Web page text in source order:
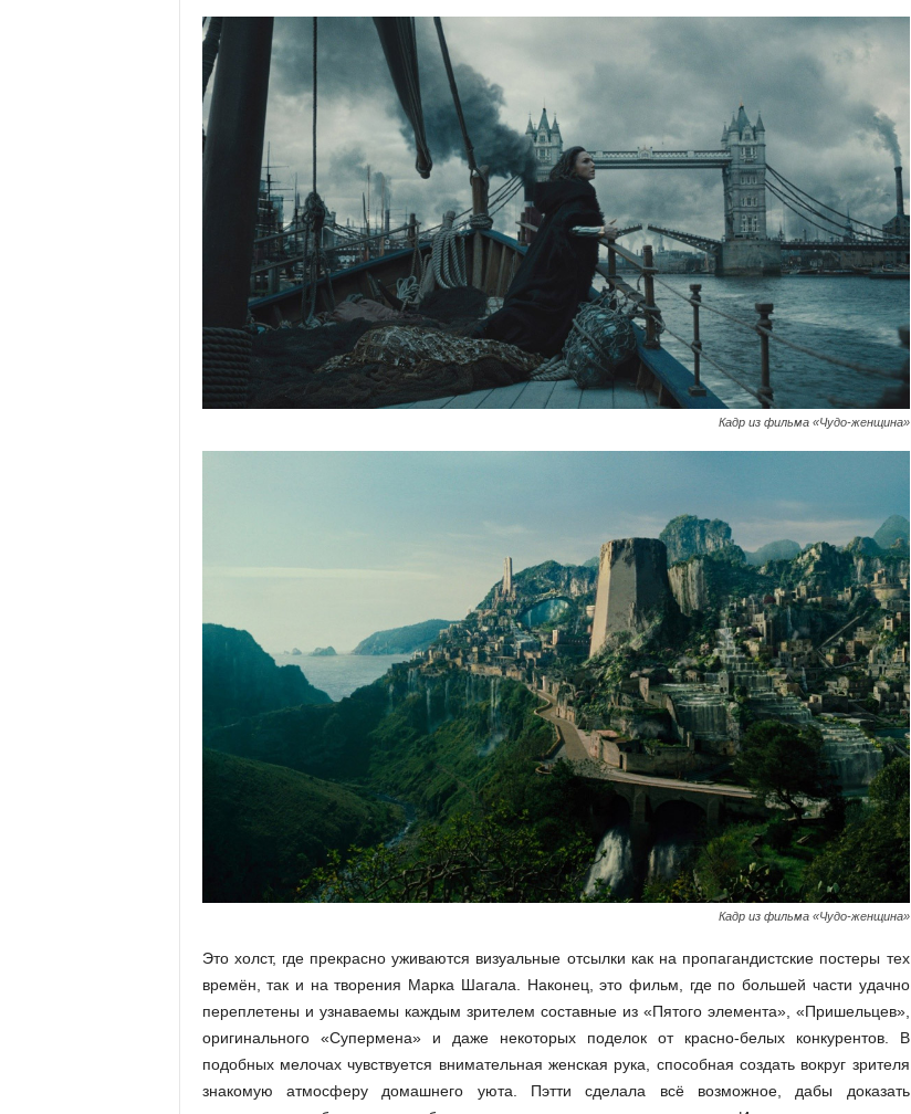
Кадр из фильма «Чудо-женщина»
Кадр из фильма «Чудо-женщина»
Это холст, где прекрасно уживаются визуальные отсылки как на пропагандистские постеры тех
времён, так и на творения Марка Шагала. Наконец, это фильм, где по большей части удачно
переплетены и узнаваемы каждым зрителем составные из «Пятого элемента», «Пришельцев»,
оригинального «Супермена» и даже некоторых поделок от красно-белых конкурентов. В
подобных мелочах чувствуется внимательная женская рука, способная создать вокруг зрителя
знакомую атмосферу домашнего уюта. Пэтти сделала всё возможное, дабы доказать